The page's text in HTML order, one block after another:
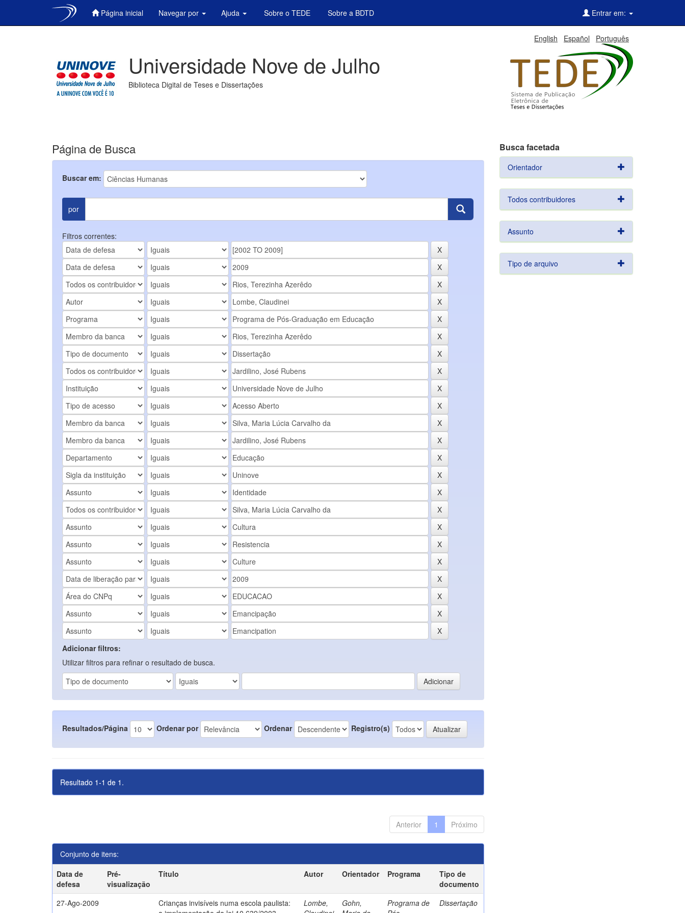
Página inicial Navegar por Ajuda Sobre o TEDE Sobre a BDTD Entrar em:
English Español Português
Universidade Nove de Julho
Biblioteca Digital de Teses e Dissertações
Página de Busca
Buscar em:
por
Filtros correntes:
Adicionar filtros:
Utilizar filtros para refinar o resultado de busca.
Resultados/Página Ordenar por Ordenar Registro(s)
Resultado 1-1 de 1.
Anterior 1 Próximo
Conjunto de itens:
Data de
defesa
Pré-
visualização
Título Autor Orientador Programa
Tipo de
documento
27-Ago-2009
Crianças invisíveis numa escola paulista:
Lombe,
Gohn,
Programa de
Dissertação
Busca facetada
Orientador
Todos contribuidores
Assunto
Tipo de arquivo